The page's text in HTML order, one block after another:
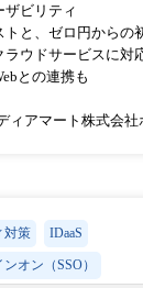
ザビリティ
トと、ゼロ円からの
ラウドサービスに対
との連携も
ィアマート株式会社
対策 IDaaS
オン（SSO）